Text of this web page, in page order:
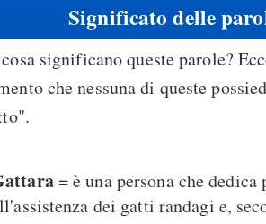
Significato delle
significano queste parole?
che nessuna di queste
= è una persona che
dei gatti randagi e,